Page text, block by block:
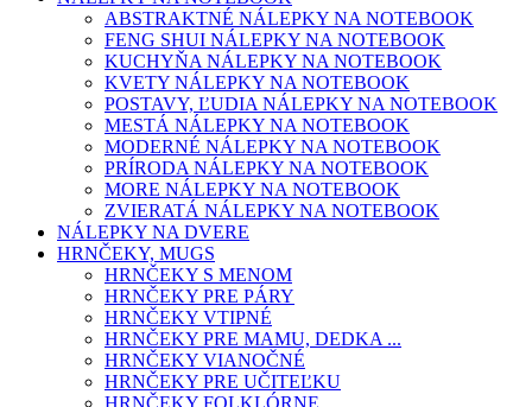
ABSTRAKTNÉ NÁLEPKY NA NOTEBOOK
FENG SHUI NÁLEPKY NA NOTEBOOK
KUCHYŇA NÁLEPKY NA NOTEBOOK
KVETY NÁLEPKY NA NOTEBOOK
POSTAVY, ĽUDIA NÁLEPKY NA NOTEBOOK
MESTÁ NÁLEPKY NA NOTEBOOK
MODERNÉ NÁLEPKY NA NOTEBOOK
PRÍRODA NÁLEPKY NA NOTEBOOK
MORE NÁLEPKY NA NOTEBOOK
ZVIERATÁ NÁLEPKY NA NOTEBOOK
NÁLEPKY NA DVERE
HRNČEKY, MUGS
HRNČEKY S MENOM
HRNČEKY PRE PÁRY
HRNČEKY VTIPNÉ
HRNČEKY PRE MAMU, DEDKA ...
HRNČEKY VIANOČNÉ
HRNČEKY PRE UČITEĽKU
HRNČEKY FOLKLÓRNE